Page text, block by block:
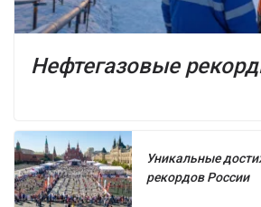
Нефтегазовые
Уникальные
рекордов России